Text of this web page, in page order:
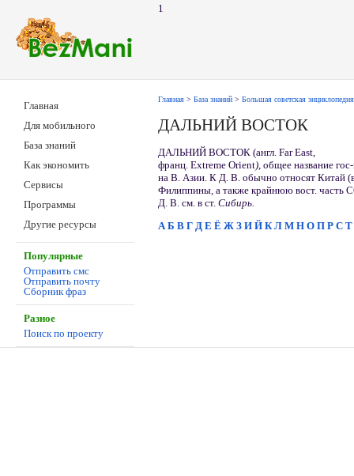
1
Главная
Для мобильного
База знаний
Как экономить
Сервисы
Программы
Другие ресурсы
Популярные
Отправить смс
Отправить почту
Сборник фраз
Разное
Поиск по проекту
Главная > База знаний > Большая советская энциклопедия
ДАЛЬНИЙ ВОСТОК
ДАЛЬНИЙ ВОСТОК (англ. Far East,
франц. Extreme Orient) , общее название
на В. Азии. К Д. В. обычно относят Китай
Филиппины, а также крайнюю вост. часть
Д. В. см. в ст. Сибирь.
А Б В Г Д Е Ё Ж З И Й К Л М Н О П Р С Т